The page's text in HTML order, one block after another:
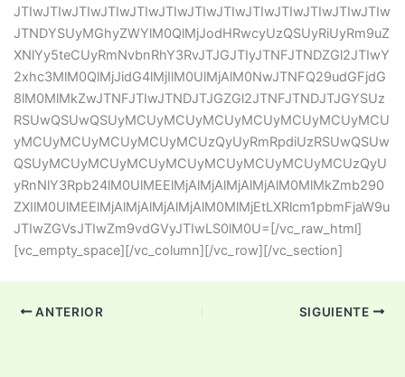
JTIwJTIwJTIwJTIwJTIwJTIwJTIwJTIwJTIwJTIwJTIwJTIwJTIw
JTNDYSUyMGhyZWYlM0QlMjJodHRwcyUzQSUyRiUyRm9uZ
XNlYy5teCUyRmNvbnRhY3RvJTJGJTIyJTNFJTNDZGl2JTIwY
2xhc3MlM0QlMjJidG4lMjIlM0UlMjAlM0NwJTNFQ29udGFjdG
8lM0MlMkZwJTNFJTIwJTNDJTJGZGl2JTNFJTNDJTJGYSUz
RSUwQSUwQSUyMCUyMCUyMCUyMCUyMCUyMCUyMCU
yMCUyMCUyMCUyMCUyMCUzQyUyRmRpdiUzRSUwQSUw
QSUyMCUyMCUyMCUyMCUyMCUyMCUyMCUyMCUzQyU
yRnNlY3Rpb24lM0UlMEElMjAlMjAlMjAlMjAlM0MlMkZmb290
ZXIlM0UlMEElMjAlMjAlMjAlMjAlM0MlMjEtLXRlcm1pbmFjaW9u
JTIwZGVsJTIwZm9vdGVyJTIwLS0lM0U=[/vc_raw_html]
[vc_empty_space][/vc_column][/vc_row][/vc_section]
ANTERIOR SIGUIENTE